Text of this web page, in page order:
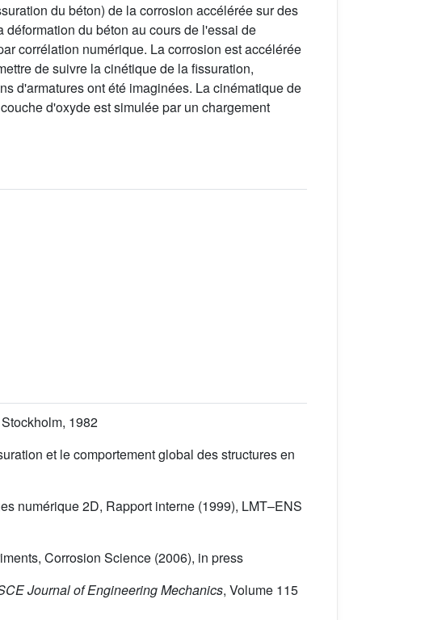
du béton) de la corrosion accélérée sur des
du béton au cours de l'essai de
corrélation numérique. La corrosion est accélérée
de suivre la cinétique de la fissuration,
d'armatures ont été imaginées. La cinématique de
d'oxyde est simulée par un chargement
1982
et le comportement global des structures en
numérique 2D, Rapport interne (1999), LMT–ENS
Corrosion Science (2006), in press
Journal of Engineering Mechanics, Volume 115